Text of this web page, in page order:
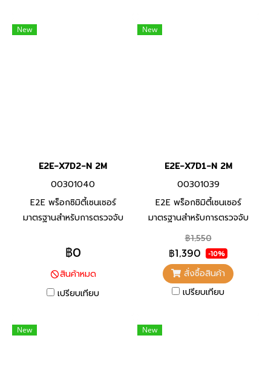
New
E2E-X7D2-N 2M
00301040
E2E พร็อกซิมิตี้เซนเซอร์
มาตรฐานสำหรับการตรวจจับ
แวดล้อมด้วยสายมาตราฐานที่ทำ
ตรวจจับที่ทำจากวัสดุที่ทนต่อ
น้ำมันหล่อลื่น
฿0
สินค้าหมด
เปรียบเทียบ
New
E2E-X7D1-N 2M
00301039
E2E พร็อกซิมิตี้เซนเซอร์
มาตรฐานสำหรับการตรวจจับ
โลหะประเภทเหล็ก ทนต่อสภาพ
แวดล้อมด้วยสายมาตราฐานที่ทำ
จาก PVC ทนน้ำมัน และพื้นผิว
ตรวจจับที่ทำจากวัสดุที่ทนต่อ
น้ำมันหล่อลื่น
฿1,550
฿1,390 -10%
สั่งซื้อสินค้า
เปรียบเทียบ
New New